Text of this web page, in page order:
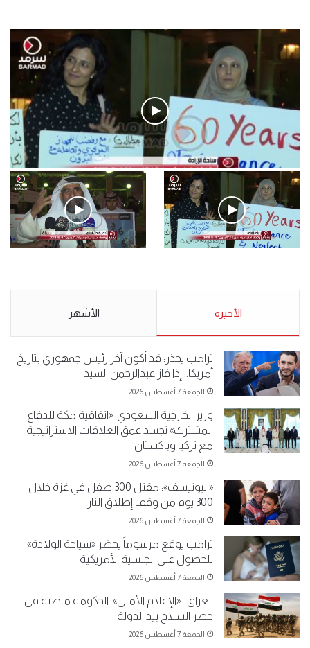
فيديو
.وقفة احتجاجية رمزية لـ”#البدون” في ساحة الإرادة 4-5-2019.
الأحد 5 مايو 2019
5-2019.
نبيع مخدرات يعني ولا خمر؟!.
الأخيرة الأشهر
ترامب يحذر: قد أكون آخر رئيس جمهوري بتاريخ
أمريكا.. إذا فاز عبدالرحمن السيد
الجمعة 7 أغسطس 2026
وزير الخارجية السعودي: «اتفاقية مكة للدفاع
المشترك» تجسد عمق العلاقات الاستراتيجية
مع تركيا وباكستان
الجمعة 7 أغسطس 2026
«اليونيسف»: مقتل 300 طفل في غزة خلال
300 يوم من وقف إطلاق النار
الجمعة 7 أغسطس 2026
ترامب يوقع مرسوماً يحظر «سياحة الولادة»
للحصول على الجنسية الأمريكية
الجمعة 7 أغسطس 2026
العراق.. «الإعلام الأمني»: الحكومة ماضية في
حصر السلاح بيد الدولة
الجمعة 7 أغسطس 2026